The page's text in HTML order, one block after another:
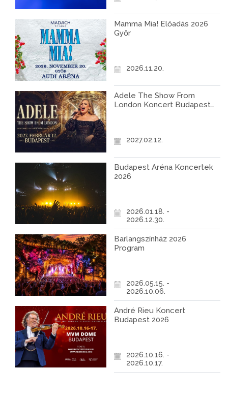
Mamma Mia! Előadás 2026
Győr
2026.11.20.
Adele The Show From
London Koncert Budapest
2027.02.12.
Budapest Aréna Koncertek
2026
2026.01.18. -
2026.12.30.
Barlangszínház 2026
Program
2026.05.15. -
2026.10.06.
André Rieu Koncert
Budapest 2026
2026.10.16. -
2026.10.17.